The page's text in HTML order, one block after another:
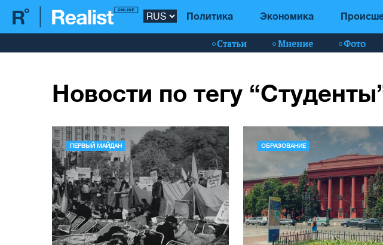
Политика Экономика
Статьи Мнение Фото
Новости по тегу
ПЕРВЫЙ МАЙДАН ОБРАЗОВАНИЕ